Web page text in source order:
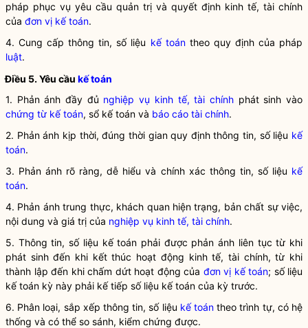
pháp phục vụ yêu cầu quản trị và quyết định kinh tế, tài chính
của đơn vị kế toán.
4. Cung cấp thông tin, số liệu kế toántheo quy định của pháp
luật.
Điều 5. Yêu cầu kế toán
1. Phản ánh đầy đủ nghiệp vụ kinh tế, tài chínhphát sinh vào
chứng từ kế toán, sổ kế toán và báo cáo tài chính.
2. Phản ánh kịp thời, đúng thời gian quy định thông tin, số liệu kế
toán.
3. Phản ánh rõ ràng, dễ hiểu và chính xác thông tin, số liệu kế
toán.
4. Phản ánh trung thực, khách quan hiện trạng, bản chất sự việc,
nội dung và giá trị của nghiệp vụ kinh tế, tài chính.
5. Thông tin, số liệu kế toán phải được phản ánh liên tục từ khi
phát sinh đến khi kết thúc hoạt động kinh tế, tài chính, từ khi
thành lập đến khi chấm dứt hoạt động của đơn vị kế toán; số liệu
kế toán kỳ này phải kế tiếp số liệu kế toán của kỳ trước.
6. Phân loại, sắp xếp thông tin, số liệu kế toán theo trình tự, có hệ
thống và có thể so sánh, kiểm chứng được.